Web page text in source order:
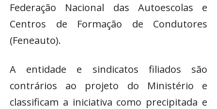
Federação Nacional das Autoescolas e
Centros de Formação de Condutores
(Feneauto).
A entidade e sindicatos filiados são
contrários ao projeto do Ministério e
classificam a iniciativa como precipitada e